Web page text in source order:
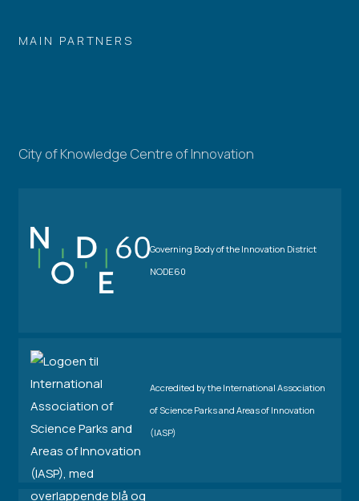
MAIN PARTNERS
City of Knowledge Centre of Innovation
Governing Body of the Innovation District
NODE60
Accredited by the International Association
of Science Parks and Areas of Innovation
(IASP)